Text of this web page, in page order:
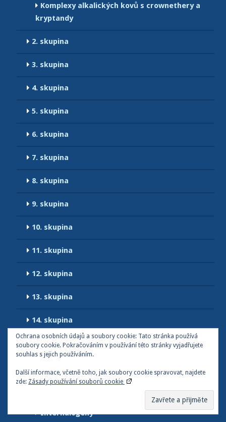
Komplexy alkalických kovů s crownethery a
kryptandy
2. skupina
3. skupina
4. skupina
5. skupina
6. skupina
7. skupina
8. skupina
9. skupina
10. skupina
11. skupina
12. skupina
13. skupina
14. skupina
15. skupina
Interhalogeny
Ochrana osobních údajů a soubory cookie: Tato stránka používá
soubory cookie. Pokračováním v používání této stránky vyjadřujete
souhlas s jejich používáním.
Další informace, včetně toho, jak soubory cookie spravovat, najdete
zde: Zásady používání souborů cookie